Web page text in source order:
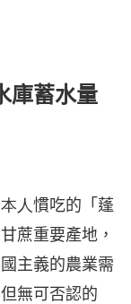
庫蓄水量
人 慣吃的「蓬
蔗重要產地，
主義的農業需
無可否認的